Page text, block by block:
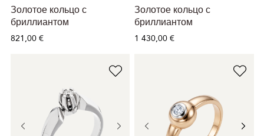
Золотое кольцо с
бриллиантом
821,00 €
Золотое кольцо с
бриллиантом
1 430,00 €